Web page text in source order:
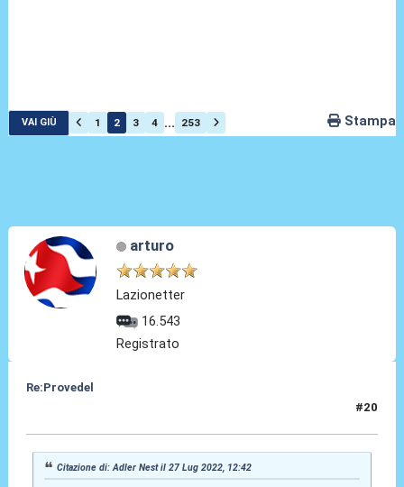
VAI GIÙ 1 2 3 4 ... 253 Stampa
arturo
Lazionetter
16.543
Registrato
Re:Provedel
#20
Citazione di: Adler Nest il 27 Lug 2022, 12:42